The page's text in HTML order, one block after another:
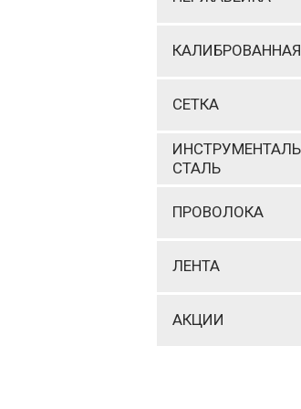
СЕТКА
СТАЛЬ
ПРОВОЛОКА
ЛЕНТА
АКЦИИ